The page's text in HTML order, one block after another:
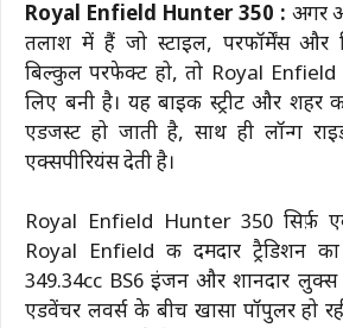
Royal Enfield Hunter 350 : अगर
तलाश में हैं जो स्टाइल, परफॉर्मेंस और
बिल्कुल परफेक्ट हो, तो Royal
लिए बनी है। यह बाइक स्ट्रीट और शहर
एडजस्ट हो जाती है, साथ ही लॉन्ग
एक्सपीरियंस देती है।
Royal Enfield Hunter 350 सिर्फ़
Royal Enfield की दमदार ट्रैडिशन
349.34cc BS6 इंजन और शानदार
एडवेंचर लवर्स के बीच खासा पॉपुलर हो